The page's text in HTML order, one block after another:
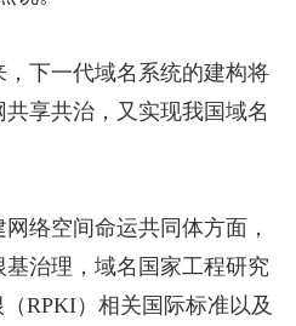
下一代域名系统的建构将
享共治，又实现我国域名
络空间命运共同体方面，
治理，域名国家工程研究
RPKI）相关国际标准以及